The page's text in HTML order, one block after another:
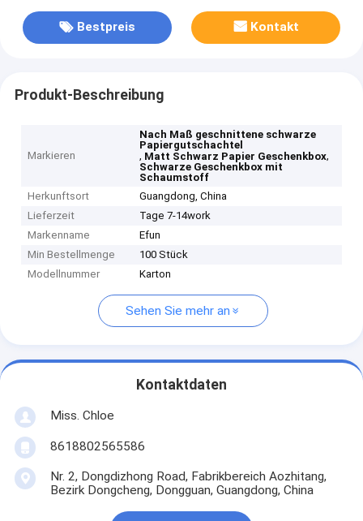
Bestpreis Kontakt
Produkt-Beschreibung
Markieren
Nach Maß geschnittene schwarze
Papiergutschachtel
, Matt Schwarz Papier Geschenkbox,
Schwarze Geschenkbox mit
Schaumstoff
Herkunftsort
Guangdong, China
Lieferzeit
Tage 7-14work
Markenname
Efun
Min Bestellmenge
100 Stück
Modellnummer
Karton
Sehen Sie mehr an
Kontaktdaten
Miss. Chloe
8618802565586
Nr. 2, Dongdizhong Road, Fabrikbereich Aozhitang,
Bezirk Dongcheng, Dongguan, Guangdong, China